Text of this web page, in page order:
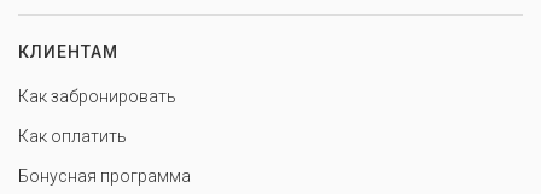
КЛИЕНТАМ
Как забронировать
Как оплатить
Бонусная программа